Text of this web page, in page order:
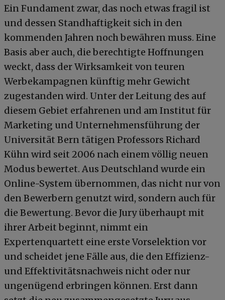
Ein Fundament zwar, das noch etwas fragil ist
und dessen Standhaftigkeit sich in den
kommenden Jahren noch bewähren muss. Eine
Basis aber auch, die berechtigte Hoffnungen
weckt, dass der Wirksamkeit von teuren
Werbekampagnen künftig mehr Gewicht
zugestanden wird. Unter der Leitung des auf
diesem Gebiet erfahrenen und am Institut für
Marketing und Unternehmensführung der
Universität Bern tätigen Professors Richard
Kühn wird seit 2006 nach einem völlig neuen
Modus bewertet. Aus Deutschland wurde ein
Online-System übernommen, das nicht nur von
den Bewerbern genutzt wird, sondern auch für
die Bewertung. Bevor die Jury überhaupt mit
ihrer Arbeit beginnt, nimmt ein
Expertenquartett eine erste Vorselektion vor
und scheidet jene Fälle aus, die den Effizienz-
und Effektivitätsnachweis nicht oder nur
ungenügend erbringen können. Erst dann